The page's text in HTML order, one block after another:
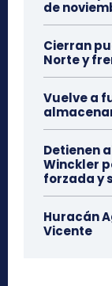
de
Cierran
Norte y
Vuelve a
Detienen
Winckler
forzada y
Huracán
Vicente